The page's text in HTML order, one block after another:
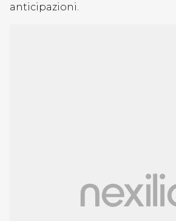
anticipazioni.